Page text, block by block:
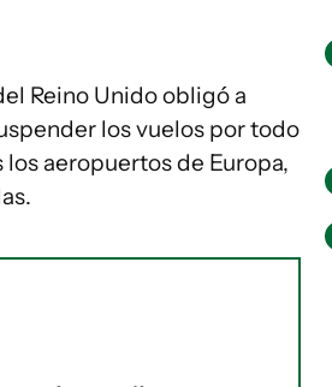
Reino Unido obligó a
los vuelos por todo
aeropuertos de Europa,